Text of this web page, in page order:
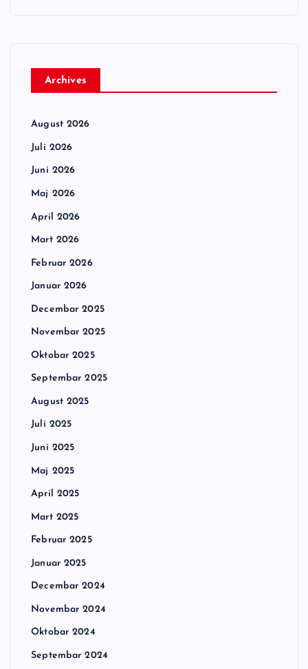
Archives
August 2026
Juli 2026
Juni 2026
Maj 2026
April 2026
Mart 2026
Februar 2026
Januar 2026
Decembar 2025
Novembar 2025
Oktobar 2025
Septembar 2025
August 2025
Juli 2025
Juni 2025
Maj 2025
April 2025
Mart 2025
Februar 2025
Januar 2025
Decembar 2024
Novembar 2024
Oktobar 2024
Septembar 2024